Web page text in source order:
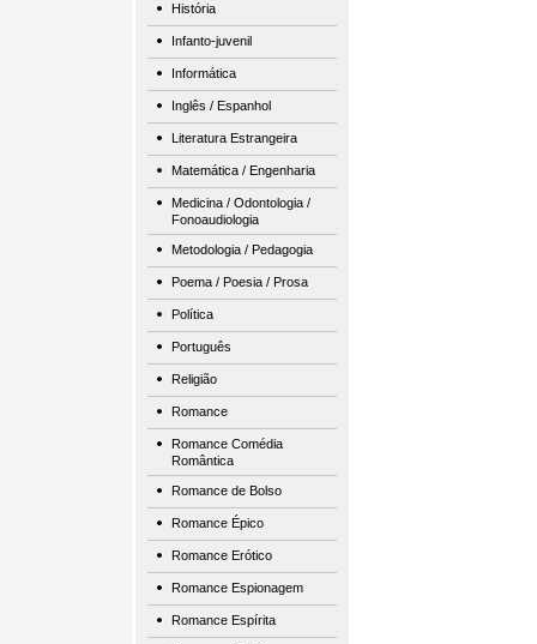
História
Infanto-juvenil
Informática
Inglês / Espanhol
Literatura Estrangeira
Matemática / Engenharia
Medicina / Odontologia /
Fonoaudiologia
Metodologia / Pedagogia
Poema / Poesia / Prosa
Política
Português
Religião
Romance
Romance Comédia
Romântica
Romance de Bolso
Romance Épico
Romance Erótico
Romance Espionagem
Romance Espírita